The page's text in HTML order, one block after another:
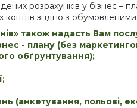
розрахунків у бізнес –
коштів згідно з
також надасть Вам
- плану (без
обґрунтування);
(анкетування, польові,